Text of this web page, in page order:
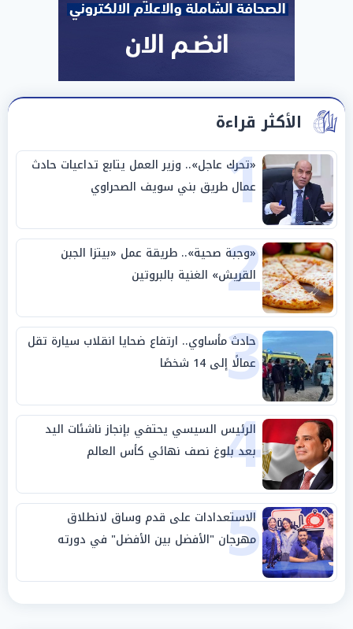
الأكثر قراءة
1
«تحرك عاجل».. وزير العمل يتابع تداعيات حادث
عمال طريق بني سويف الصحراوي
2
«وجبة صحية».. طريقة عمل «بيتزا الجبن
القريش» الغنية بالبروتين
3
حادث مأساوي.. ارتفاع ضحايا انقلاب سيارة تقل
عمالًا إلى 14 شخصًا
4
الرئيس السيسي يحتفي بإنجاز ناشئات اليد
بعد بلوغ نصف نهائي كأس العالم
5
الاستعدادات على قدم وساق لانطلاق
مهرجان "الأفضل بين الأفضل" في دورته
الخامسة